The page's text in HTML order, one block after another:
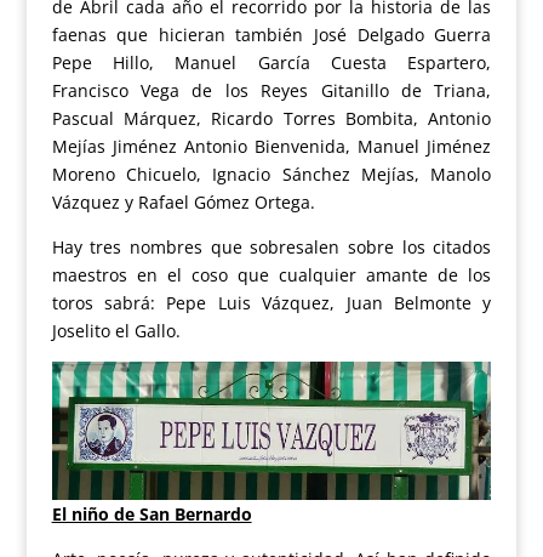
de Abril cada año el recorrido por la historia de las
faenas que hicieran también José Delgado Guerra
Pepe Hillo, Manuel García Cuesta Espartero,
Francisco Vega de los Reyes Gitanillo de Triana,
Pascual Márquez, Ricardo Torres Bombita, Antonio
Mejías Jiménez Antonio Bienvenida, Manuel Jiménez
Moreno Chicuelo, Ignacio Sánchez Mejías, Manolo
Vázquez y Rafael Gómez Ortega.
Hay tres nombres que sobresalen sobre los citados
maestros en el coso que cualquier amante de los
toros sabrá: Pepe Luis Vázquez, Juan Belmonte y
Joselito el Gallo.
El niño de San Bernardo